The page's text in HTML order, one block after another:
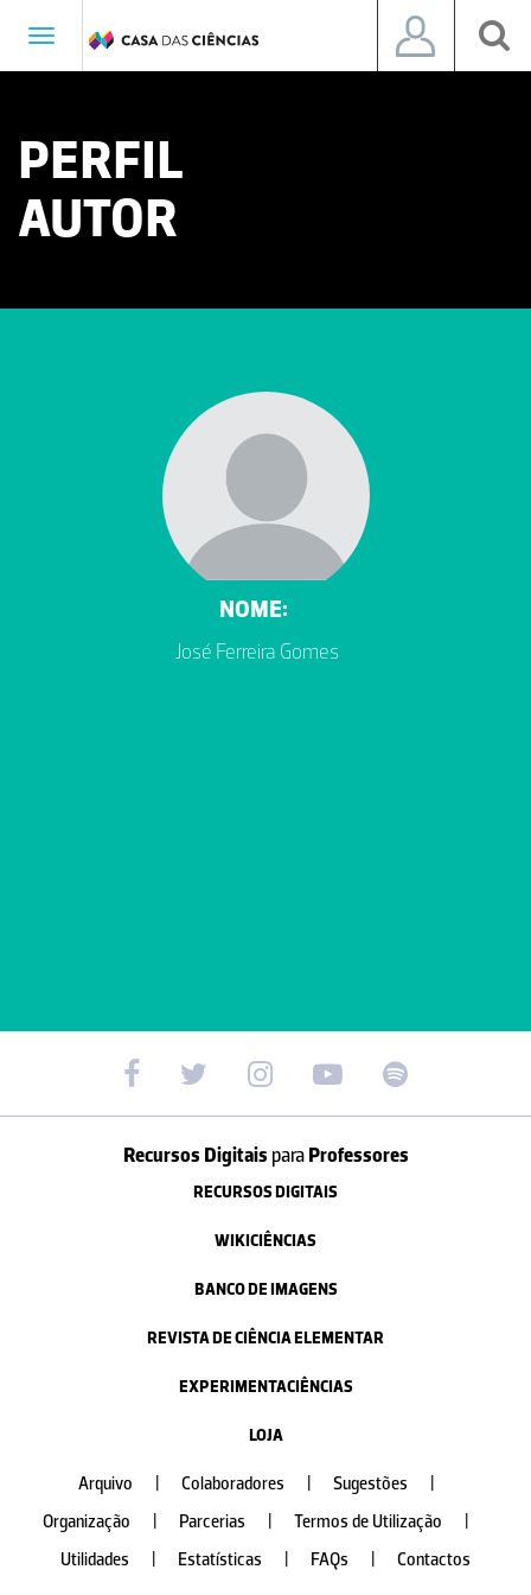
Toggle
PERFIL
AUTOR
NOME:
José Ferreira Gomes
Recursos Digitais paraProfessores
RECURSOS DIGITAIS
WIKICIÊNCIAS
BANCO DE IMAGENS
REVISTA DE CIÊNCIA ELEMENTAR
EXPERIMENTACIÊNCIAS
LOJA
Arquivo Colaboradores Sugestões
Organização
Parcerias Termos de Utilização
Utilidades
Estatísticas FAQs Contactos